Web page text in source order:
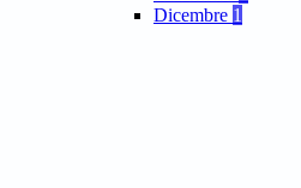
Dicembre 1